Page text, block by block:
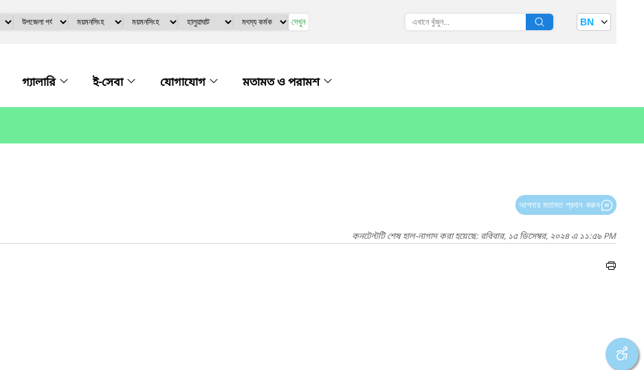
দেখুন BN
গ্যালারি ই-সেবা যোগাযোগ মতামত ও পরামশ
আপনার মতামত প্রদান করুন
কনটেন্টটি শেষ হাল-নাগাদ করা হয়েছে: রবিবার, ১৫ ডিসেম্বর, ২০২৪ এ ১১:৫৯ PM